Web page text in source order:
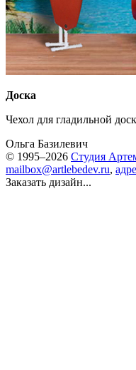
Доска
Чехол для гладильной
Ольга Базилевич
© 1995–2026 Студия
mailbox@artlebedev.ru,
Заказать дизайн...